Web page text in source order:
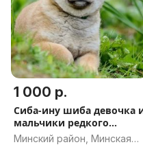
1 000 р.
Сиба-ину шиба девочка
мальчики редкого
окраса
Минский район, Минская